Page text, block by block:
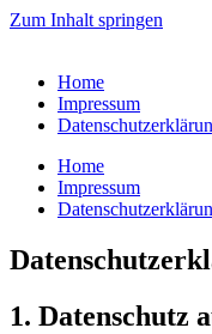
Zum Inhalt springen
Home
Impressum
Home
Impressum
1. Datenschutz